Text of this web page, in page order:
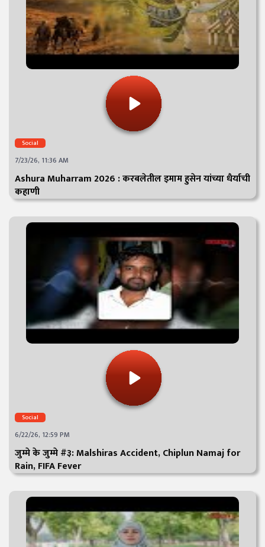
Social
7/23/26, 11:36 AM
Ashura Muharram 2026 : करबलेतील इमाम हुसेन यांच्या धैर्याची
कहाणी
Social
6/22/26, 12:59 PM
जुम्मे के जुम्मे #३: Malshiras Accident, Chiplun Namaj for
Rain, FIFA Fever